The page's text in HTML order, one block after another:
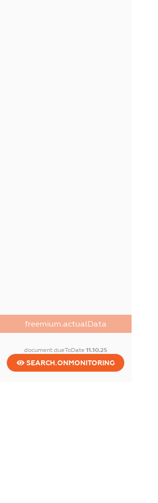
freemium.actualData
document.dueToDate11.10.25
SEARCH.ONMONITORING